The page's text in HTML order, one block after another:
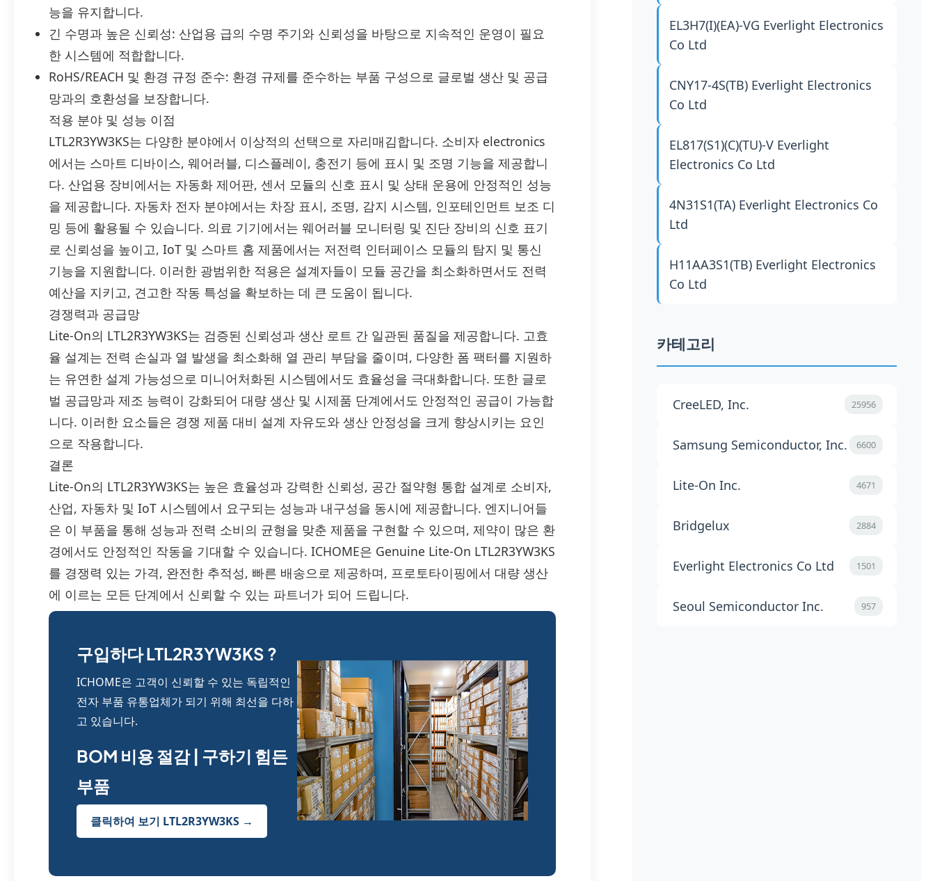
능을 유지합니다.
긴 수명과 높은 신뢰성: 산업용 급의 수명 주기와 신뢰성을 바탕으로 지속적인 운영이 필요
한 시스템에 적합합니다.
RoHS/REACH 및 환경 규정 준수: 환경 규제를 준수하는 부품 구성으로 글로벌 생산 및 공급
망과의 호환성을 보장합니다.
적용 분야 및 성능 이점
LTL2R3YW3KS는 다양한 분야에서 이상적의 선택으로 자리매김합니다. 소비자 electronics
에서는 스마트 디바이스, 웨어러블, 디스플레이, 충전기 등에 표시 및 조명 기능을 제공합니
다. 산업용 장비에서는 자동화 제어판, 센서 모듈의 신호 표시 및 상태 운용에 안정적인 성능
을 제공합니다. 자동차 전자 분야에서는 차장 표시, 조명, 감지 시스템, 인포테인먼트 보조 디
밍 등에 활용될 수 있습니다. 의료 기기에서는 웨어러블 모니터링 및 진단 장비의 신호 표기
로 신뢰성을 높이고, IoT 및 스마트 홈 제품에서는 저전력 인터페이스 모듈의 탐지 및 통신
기능을 지원합니다. 이러한 광범위한 적용은 설계자들이 모듈 공간을 최소화하면서도 전력
예산을 지키고, 견고한 작동 특성을 확보하는 데 큰 도움이 됩니다.
경쟁력과 공급망
Lite-On의 LTL2R3YW3KS는 검증된 신뢰성과 생산 로트 간 일관된 품질을 제공합니다. 고효
율 설계는 전력 손실과 열 발생을 최소화해 열 관리 부담을 줄이며, 다양한 폼 팩터를 지원하
는 유연한 설계 가능성으로 미니어처화된 시스템에서도 효율성을 극대화합니다. 또한 글로
벌 공급망과 제조 능력이 강화되어 대량 생산 및 시제품 단계에서도 안정적인 공급이 가능합
니다. 이러한 요소들은 경쟁 제품 대비 설계 자유도와 생산 안정성을 크게 향상시키는 요인
으로 작용합니다.
결론
Lite-On의 LTL2R3YW3KS는 높은 효율성과 강력한 신뢰성, 공간 절약형 통합 설계로 소비자,
산업, 자동차 및 IoT 시스템에서 요구되는 성능과 내구성을 동시에 제공합니다. 엔지니어들
은 이 부품을 통해 성능과 전력 소비의 균형을 맞춘 제품을 구현할 수 있으며, 제약이 많은 환
경에서도 안정적인 작동을 기대할 수 있습니다. ICHOME은 Genuine Lite-On LTL2R3YW3KS
를 경쟁력 있는 가격, 완전한 추적성, 빠른 배송으로 제공하며, 프로토타이핑에서 대량 생산
에 이르는 모든 단계에서 신뢰할 수 있는 파트너가 되어 드립니다.
구입하다 LTL2R3YW3KS ?
ICHOME은 고객이 신뢰할 수 있는 독립적인
전자 부품 유통업체가 되기 위해 최선을 다하
고 있습니다.
BOM 비용 절감 | 구하기 힘든
부품
클릭하여 보기 LTL2R3YW3KS →
EL3H7(I)(EA)-VG Everlight Electronics
Co Ltd
CNY17-4S(TB) Everlight Electronics
Co Ltd
EL817(S1)(C)(TU)-V Everlight
Electronics Co Ltd
4N31S1(TA) Everlight Electronics Co
Ltd
H11AA3S1(TB) Everlight Electronics
Co Ltd
카테고리
CreeLED, Inc. 25956
Samsung Semiconductor, Inc. 6600
Lite-On Inc. 4671
Bridgelux 2884
Everlight Electronics Co Ltd 1501
Seoul Semiconductor Inc. 957